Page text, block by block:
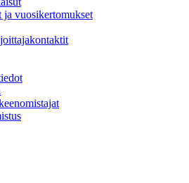
ja vuosikertomukset